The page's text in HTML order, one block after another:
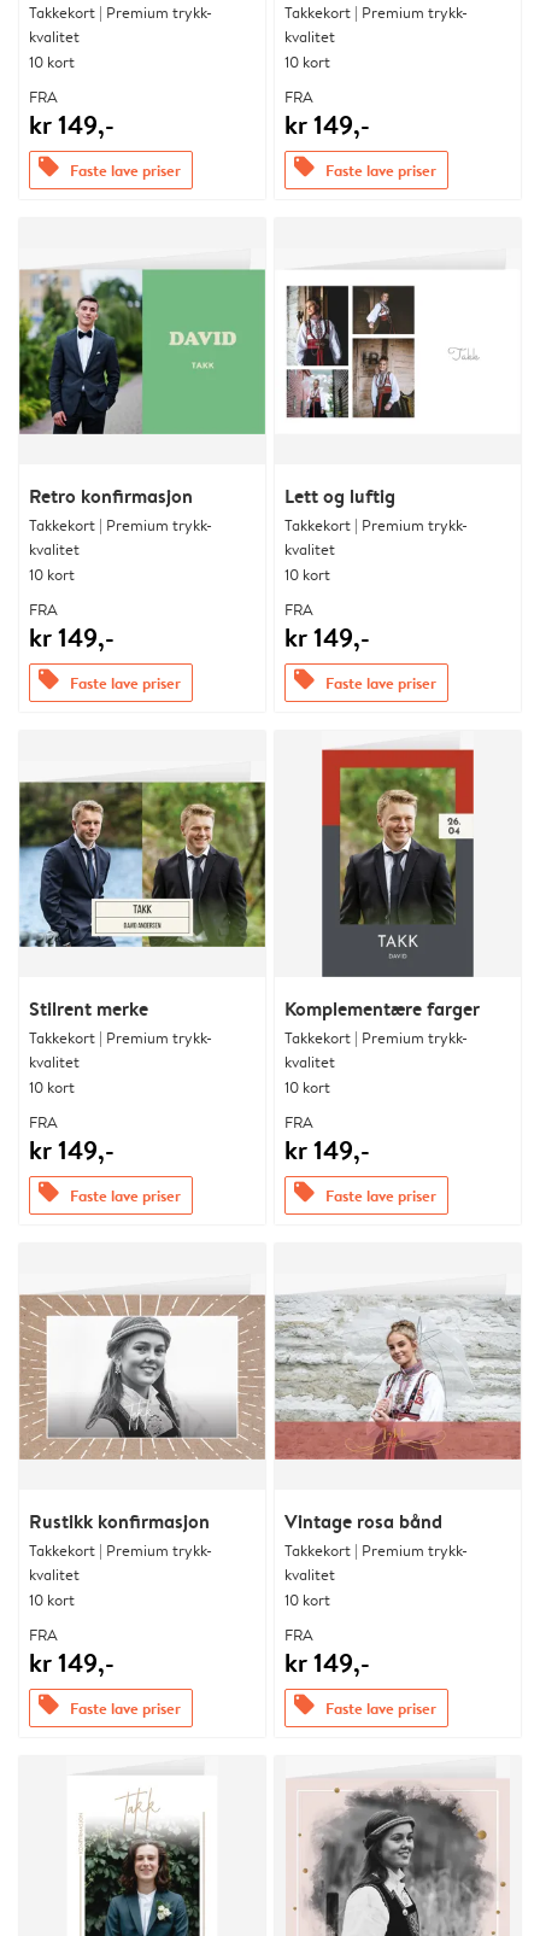
Takkekort | Premium trykk-
kvalitet
10 kort
FRA
kr 149,-
offers Faste lave priser
Takkekort | Premium trykk-
kvalitet
10 kort
FRA
kr 149,-
offers Faste lave priser
Retro konfirmasjon
Takkekort | Premium trykk-
kvalitet
10 kort
FRA
kr 149,-
offers Faste lave priser
Lett og luftig
Takkekort | Premium trykk-
kvalitet
10 kort
FRA
kr 149,-
offers Faste lave priser
Stilrent merke
Takkekort | Premium trykk-
kvalitet
10 kort
FRA
kr 149,-
offers Faste lave priser
Komplementære farger
Takkekort | Premium trykk-
kvalitet
10 kort
FRA
kr 149,-
offers Faste lave priser
Rustikk konfirmasjon
Takkekort | Premium trykk-
kvalitet
10 kort
FRA
kr 149,-
offers Faste lave priser
Vintage rosa bånd
Takkekort | Premium trykk-
kvalitet
10 kort
FRA
kr 149,-
offers Faste lave priser